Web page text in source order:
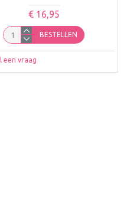
€ 16,95
BESTELLEN
een vraag